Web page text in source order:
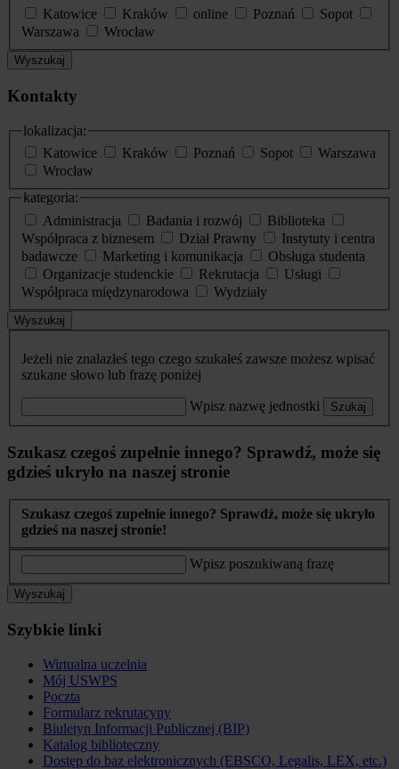
Katowice
Kraków online Poznań
Sopot
Warszawa
Wrocław
Wyszukaj
Kontakty
lokalizacja:
Katowice
Kraków Poznań Sopot
Warszawa
Wrocław
kategoria:
Administracja
Badania i rozwój
Biblioteka
Współpraca z biznesem
Dział Prawny
Instytuty i centra
badawcze
Marketing i komunikacja
Obsługa studenta
Organizacje studenckie
Rekrutacja
Usługi
Współpraca międzynarodowa
Wydziały
Wyszukaj
Jeżeli nie znalazłeś tego czego szukałeś zawsze możesz wpisać
szukane słowo lub frazę poniżej
Wpisz nazwę jednostki Szukaj
Szukasz czegoś zupełnie innego? Sprawdź, może się
gdzieś ukryło na naszej stronie
Szukasz czegoś zupełnie innego? Sprawdź, może się ukryło
gdzieś na naszej stronie!
Wpisz poszukiwaną frazę
Wyszukaj
Szybkie linki
Wirtualna uczelnia
Mój USWPS
Poczta
Formularz rekrutacyny
Biuletyn Informacji Publicznej (BIP)
Katalog biblioteczny
Dostęp do baz elektronicznych (EBSCO, Legalis, LEX, etc.)